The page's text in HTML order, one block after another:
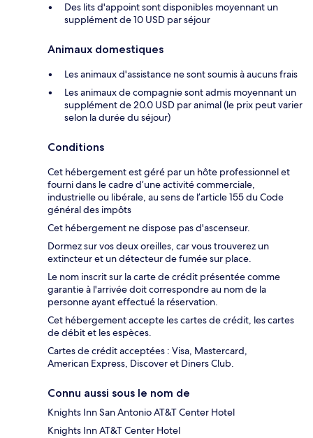
Des lits d'appoint sont disponibles moyennant un
supplément de 10 USD par séjour
Animaux domestiques
Les animaux d'assistance ne sont soumis à aucuns frais
Les animaux de compagnie sont admis moyennant un
supplément de 20.0 USD par animal (le prix peut varier
selon la durée du séjour)
Conditions
Cet hébergement est géré par un hôte professionnel et
fourni dans le cadre d’une activité commerciale,
industrielle ou libérale, au sens de l’article 155 du Code
général des impôts
Cet hébergement ne dispose pas d'ascenseur.
Dormez sur vos deux oreilles, car vous trouverez un
extincteur et un détecteur de fumée sur place.
Le nom inscrit sur la carte de crédit présentée comme
garantie à l'arrivée doit correspondre au nom de la
personne ayant effectué la réservation.
Cet hébergement accepte les cartes de crédit, les cartes
de débit et les espèces.
Cartes de crédit acceptées : Visa, Mastercard,
American Express, Discover et Diners Club.
Connu aussi sous le nom de
Knights Inn San Antonio AT&T Center Hotel
Knights Inn AT&T Center Hotel